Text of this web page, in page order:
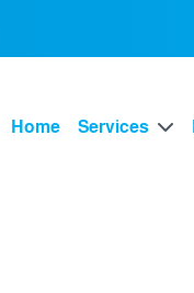
Home Services